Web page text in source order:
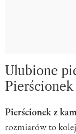
Ulubione
Pierścionek z
rozmiarów to